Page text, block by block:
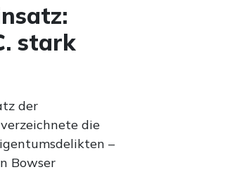
stark
der
die
–
Bowser